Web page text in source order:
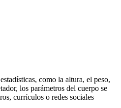
como la altura, el peso,
los parámetros del cuerpo se
currículos o redes sociales